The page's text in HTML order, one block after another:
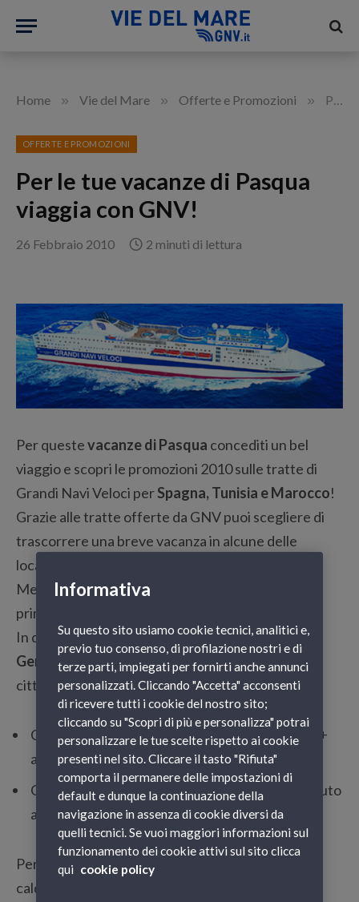
Home » Vie del Mare » Offerte e Promozioni » Per le tue vacanze di Pasqua viaggia con GNV!
OFFERTE E PROMOZIONI
Per le tue vacanze di Pasqua
viaggia con GNV!
26 Febbraio 2010 2 minuti di lettura
Per questevacanze di Pasqua concediti un bel
viaggio e scopri le promozioni 2010 sulle tratte di
Grandi Navi Veloci perSpagna, Tunisia e Marocco!
Grazie alle tratte offerte da GNV puoi scegliere di
trascorrere una breve vacanza in alcune delle
località di villeggiatura più belle del Mar
Mediterraneo, location ideali sia in estate che in
primavera!
In queste vacanze di Pasqua, grazie allatratta
Genova-Barcellona, potrai visitare la principale
città della Catalogna a prezzi imbattibili!
GENOVA-BARCELLONA: 1 adulto in poltrona +
auto a partire da 119€ tasse incluse
GENOVA-BARCELLONA: 2 adulti in cabina + auto
a partire da 245€ tasse incluse
Per chi ama una vacanza all’insegna del mare e del
caldo anche in Aprile, Grandi Navi Veloci offre la
Informativa
Su questo sito usiamo cookie tecnici, analitici e,
previo tuo consenso, di profilazione nostri e di
terze parti, impiegati per fornirti anche annunci
personalizzati. Cliccando "Accetta" acconsenti
di ricevere tutti i cookie del nostro sito;
cliccando su "Scopri di più e personalizza" potrai
personalizzare le tue scelte rispetto ai cookie
presenti nel sito. Cliccare il tasto "Rifiuta"
comporta il permanere delle impostazioni di
default e dunque la continuazione della
navigazione in assenza di cookie diversi da
quelli tecnici. Se vuoi maggiori informazioni sul
funzionamento dei cookie attivi sul sito clicca
qui cookie policy